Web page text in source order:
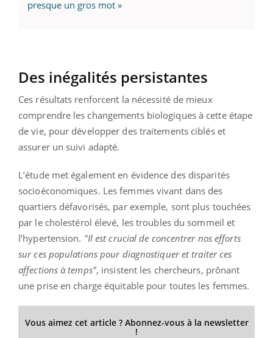
presque un gros mot »
Des inégalités persistantes
Ces résultats renforcent la nécessité de mieux
comprendre les changements biologiques à cette étape
de vie, pour développer des traitements ciblés et
assurer un suivi adapté.
L’étude met également en évidence des disparités
socioéconomiques. Les femmes vivant dans des
quartiers défavorisés, par exemple, sont plus touchées
par le cholestérol élevé, les troubles du sommeil et
l’hypertension. "Il est crucial de concentrer nos efforts
sur ces populations pour diagnostiquer et traiter ces
affections à temps", insistent les chercheurs, prônant
une prise en charge équitable pour toutes les femmes.
Vous aimez cet article ? Abonnez-vous à la newsletter
!